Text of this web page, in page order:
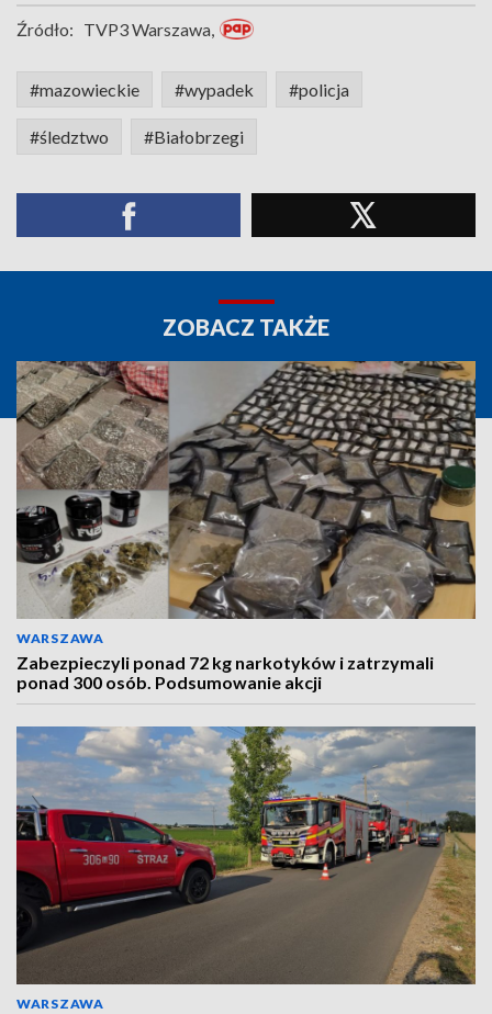
Źródło: TVP3 Warszawa,
#mazowieckie #wypadek #policja
#śledztwo #Białobrzegi
ZOBACZ TAKŻE
WARSZAWA
Zabezpieczyli ponad 72 kg narkotyków i zatrzymali
ponad 300 osób. Podsumowanie akcji
WARSZAWA